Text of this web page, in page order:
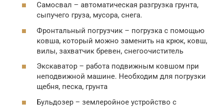
Самосвал – автоматическая разгрузка грунта,
сыпучего груза, мусора, снега.
Фронтальный погрузчик – погрузка с помощью
ковша, который можно заменить на крюк, ковш,
вилы, захватчик бревен, снегоочиститель
Экскаватор – работа подвижным ковшом при
неподвижной машине. Необходим для погрузки
щебня, песка, грунта
Бульдозер – землеройное устройство с